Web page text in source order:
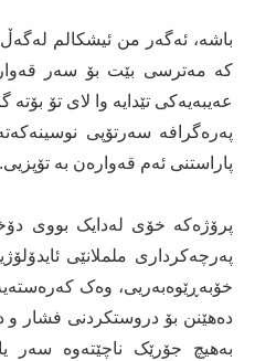
باشە، ئەگەر من ئیشکالم
کە مەترسی بێت بۆ سەر
عەیبەیەکی تێدایە وا لای تۆ
پەرەگرافە سەرتۆپی
پاراستنی ئەم قەوارەن بە تۆپزیی.
پرۆژەکە خۆی لەدایک بووی
پەرچەکرداری ململانێی
خۆبەڕێوەبەریی، وەک
دەهێنن بۆ دروستکردنی فشار
بەهیچ جۆرێک ناچێتەوە سەر